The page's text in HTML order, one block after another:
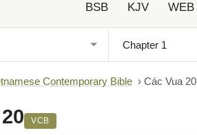
BSB KJV WEB
Contemporary Bible › Các Vua 20
VCB